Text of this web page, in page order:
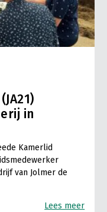
in
Kamerlid
van Jolmer de
Lees meer